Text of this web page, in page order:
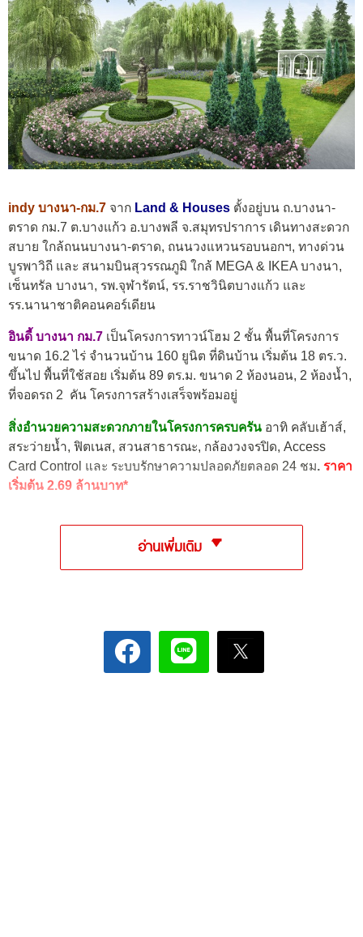
indy บางนา-กม.7 จาก Land & Houses ตั้งอยู่บน ถ.บางนา-
ตราด กม.7 ต.บางแก้ว อ.บางพลี จ.สมุทรปราการ เดินทางสะดวก
สบาย ใกล้ถนนบางนา-ตราด, ถนนวงแหวนรอบนอกฯ, ทางด่วน
บูรพาวิถี และ สนามบินสุวรรณภูมิ ใกล้ MEGA & IKEA บางนา,
เซ็นทรัล บางนา, รพ.จุฬารัตน์, รร.ราชวินิตบางแก้ว และ
รร.นานาชาติคอนคอร์เดียน
อินดี้ บางนา กม.7 เป็นโครงการทาวน์โฮม 2 ชั้น พื้นที่โครงการ
ขนาด 16.2 ไร่ จำนวนบ้าน 160 ยูนิต ที่ดินบ้าน เริ่มต้น 18 ตร.ว.
ขึ้นไป พื้นที่ใช้สอย เริ่มต้น 89 ตร.ม. ขนาด 2 ห้องนอน, 2 ห้องน้ำ,
ที่จอดรถ 2 คัน โครงการสร้างเสร็จพร้อมอยู่
สิ่งอำนวยความสะดวกภายในโครงการครบครัน อาทิ คลับเฮ้าส์,
สระว่ายน้ำ, ฟิตเนส, สวนสาธารณะ, กล้องวงจรปิด, Access
Card Control และ ระบบรักษาความปลอดภัยตลอด 24 ชม. ราคา
เริ่มต้น 2.69 ล้านบาท*
อ่านเพิ่มเติม